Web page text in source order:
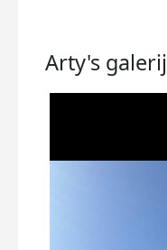
Arty's galerij